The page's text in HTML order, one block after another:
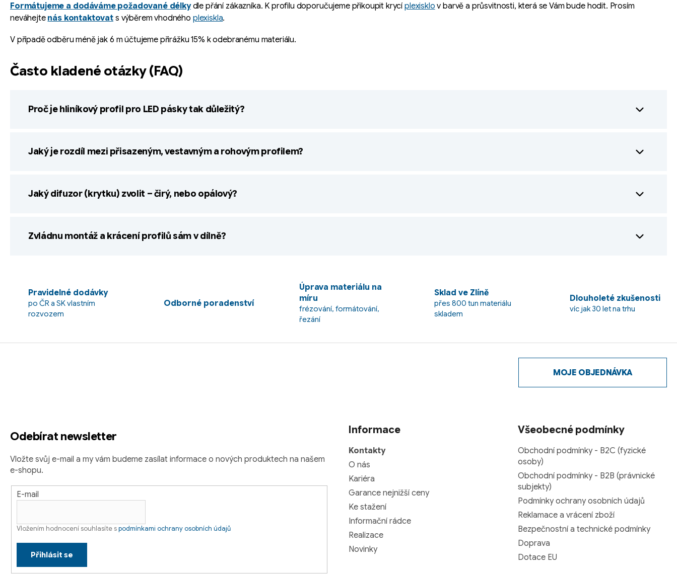
c
í
p
v
k
v
Formátujeme a dodáváme požadované délkydle přání zákazníka. K profilu doporučujeme přikoupit krycíplexisklo v barvě a průsvitnosti, která se Vám bude hodit. Prosím
neváhejte nás kontaktovat s výběrem vhodného plexiskla.
V případě odběru méně jak 6 m účtujeme přirážku 15% k odebranému materiálu.
Často kladené otázky (FAQ)
Proč je hliníkový profil pro LED pásky tak důležitý?
Jaký je rozdíl mezi přisazeným, vestavným a rohovým profilem?
Jaký difuzor (krytku) zvolit – čirý, nebo opálový?
Zvládnu montáž a krácení profilů sám v dílně?
Pravidelné dodávky
po ČR a SK vlastním
rozvozem
Odborné poradenství
Úprava materiálu na
míru
frézování, formátování,
řezání
Sklad ve Zlíně
přes 800 tun materiálu
skladem
Dlouholeté zkušenosti
víc jak 30 let na trhu
Odebírat newsletter
Vložte svůj e-mail a my vám budeme zasílat informace o nových produktech na našem
e-shopu.
E-mail
Vložením hodnocení souhlasíte spodmínkami ochrany osobních údajů
Přihlásit se
Informace
Kontakty
O nás
Kariéra
Garance nejnižší ceny
Ke stažení
Informační rádce
Realizace
Novinky
Všeobecné podmínky
Obchodní podmínky - B2C (fyzické
osoby)
Obchodní podmínky - B2B (právnické
subjekty)
Podmínky ochrany osobních údajů
Reklamace a vrácení zboží
Bezpečnostní a technické podmínky
Doprava
Dotace EU
MOJE OBJEDNÁVKA